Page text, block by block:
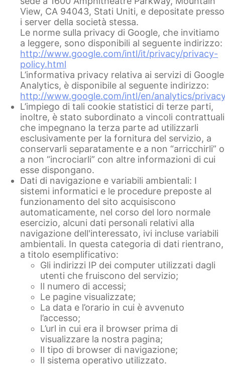
View, CA 94043, Stati Uniti, e depositate presso
i server della società stessa.
Le norme sulla privacy di Google, che invitiamo
a leggere, sono disponibili al seguente indirizzo:
http://www.google.com/intl/it/privacy/privacy-
policy.html
L’informativa privacy relativa ai servizi di Google
Analytics, è disponibile al seguente indirizzo:
http://www.google.com/intl/en/analytics/
L’impiego di tali cookie statistici di terze parti,
inoltre, è stato subordinato a vincoli contrattuali
che impegnano la terza parte ad utilizzarli
esclusivamente per la fornitura del servizio, a
conservarli separatamente e a non “arricchirli” o
a non “incrociarli” con altre informazioni di cui
esse dispongano.
Dati di navigazione e variabili ambientali: I
sistemi informatici e le procedure preposte al
funzionamento del sito acquisiscono
automaticamente, nel corso del loro normale
esercizio, alcuni dati personali relativi alla
navigazione dell'interessato, ivi incluse variabili
ambientali. In questa categoria di dati rientrano,
a titolo esemplificativo:
Gli indirizzi IP dei computer utilizzati dagli
utenti che fruiscono del servizio;
Il numero di accessi;
Le pagine visualizzate;
La data e l’orario in cui è avvenuto
l’accesso;
L’url in cui era il browser prima di
visualizzare la nostra pagina;
Il tipo di browser di navigazione;
Il sistema operativo utilizzato.